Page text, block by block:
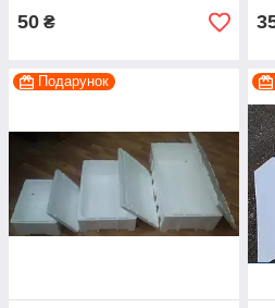
50 ₴
Подарунок